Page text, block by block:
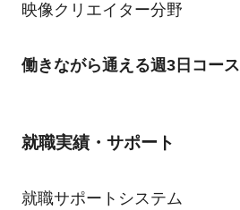
映像クリエイター分野
働きながら通える週3日コース
就職実績・サポート
就職サポートシステム